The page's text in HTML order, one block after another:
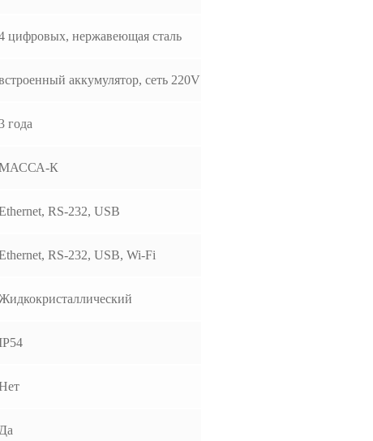
цифровых, нержавеющая сталь
аккумулятор, сеть 220V
года
К
RS-232, USB
RS-232, USB, Wi-Fi
Да